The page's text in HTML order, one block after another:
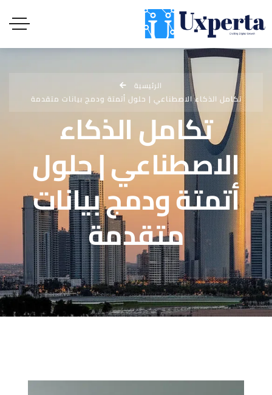
الرئيسية
تكامل الذكاء الاصطناعي | حلول أتمتة ودمج بيانات متقدمة
تكامل الذكاء
الاصطناعي | حلول
أتمتة ودمج بيانات
متقدمة